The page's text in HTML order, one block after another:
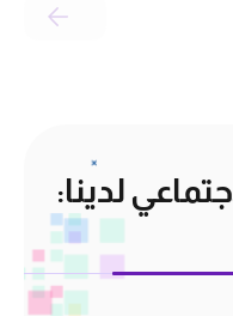
لدينا: